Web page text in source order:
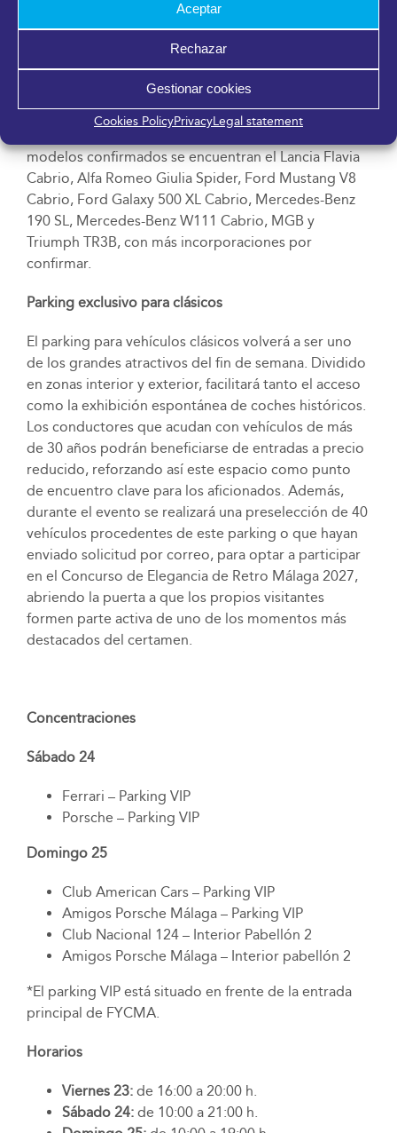
Aceptar
Rechazar
Gestionar cookies
Cookies PolicyPrivacyLegal statement
de Málaga y que ahora llega a Retro Málaga desde el
stand del Club Sur de Europa, ampliada con nuevos
La muestra rinde homenaje a algunos de los
descapotables más icónicos del siglo XX, símbolos
modelos confirmados se encuentran el Lancia Flavia
Cabrio, Alfa Romeo Giulia Spider, Ford Mustang V8
Cabrio, Ford Galaxy 500 XL Cabrio, Mercedes-Benz
190 SL, Mercedes-Benz W111 Cabrio, MGB y
Triumph TR3B, con más incorporaciones por
confirmar.
Parking exclusivo para clásicos
El parking para vehículos clásicos volverá a ser uno
de los grandes atractivos del fin de semana. Dividido
en zonas interior y exterior, facilitará tanto el acceso
como la exhibición espontánea de coches históricos.
Los conductores que acudan con vehículos de más
de 30 años podrán beneficiarse de entradas a precio
reducido, reforzando así este espacio como punto
de encuentro clave para los aficionados. Además,
durante el evento se realizará una preselección de 40
vehículos procedentes de este parking o que hayan
enviado solicitud por correo, para optar a participar
en el Concurso de Elegancia de Retro Málaga 2027,
abriendo la puerta a que los propios visitantes
formen parte activa de uno de los momentos más
destacados del certamen.
Concentraciones
Sábado 24
Ferrari – Parking VIP
Porsche – Parking VIP
Domingo 25
Club American Cars – Parking VIP
Amigos Porsche Málaga – Parking VIP
Club Nacional 124 – Interior Pabellón 2
Amigos Porsche Málaga – Interior pabellón 2
*El parking VIP está situado en frente de la entrada
principal de FYCMA.
Horarios
Viernes 23: de 16:00 a 20:00 h.
Sábado 24: de 10:00 a 21:00 h.